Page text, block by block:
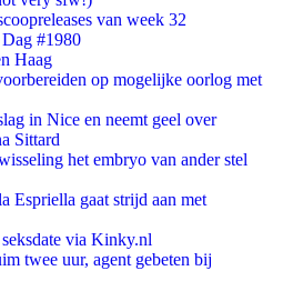
van week 32
#1980
Haag
op mogelijke oorlog met
in Nice en neemt geel over
Sittard
het embryo van ander stel
Espriella gaat strijd aan met
via Kinky.nl
twee uur, agent gebeten bij